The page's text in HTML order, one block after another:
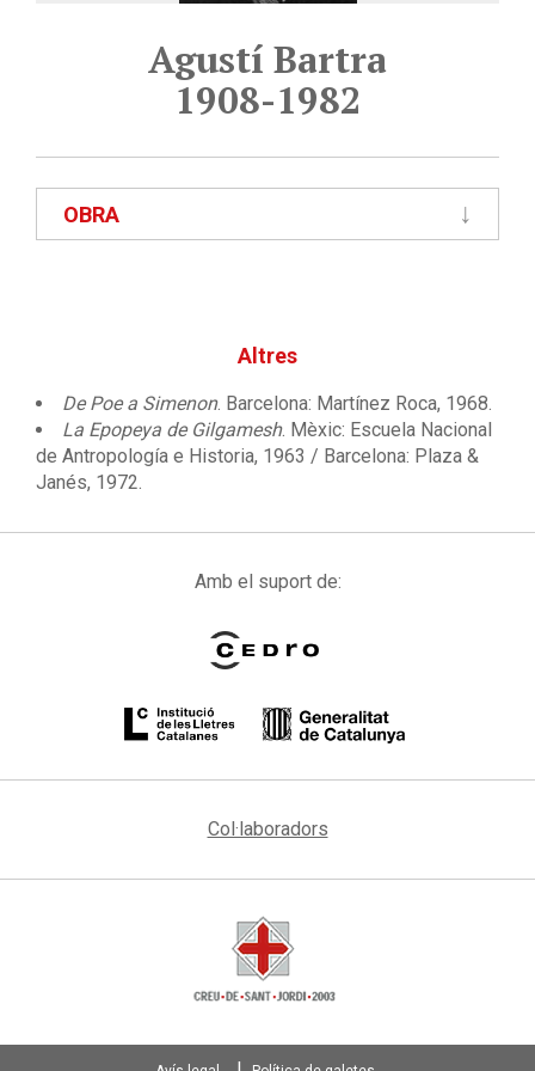
Agustí Bartra
1908-1982
OBRA
Altres
De Poe a Simenon. Barcelona: Martínez Roca, 1968.
La Epopeya de Gilgamesh. Mèxic: Escuela Nacional
de Antropología e Historia, 1963 / Barcelona: Plaza &
Janés, 1972.
Amb el suport de:
Col·laboradors